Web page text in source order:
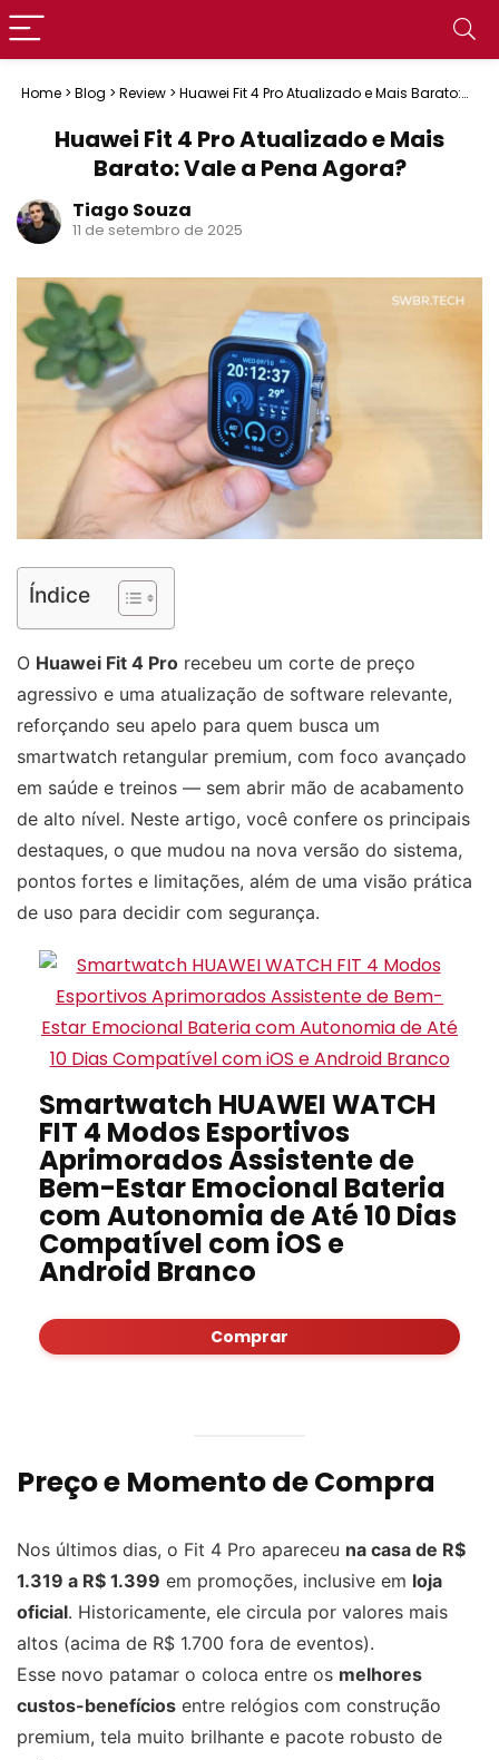
Home > Blog > Review > Huawei Fit 4 Pro Atualizado e Mais Barato:
Huawei Fit 4 Pro Atualizado e Mais
Barato: Vale a Pena Agora?
Tiago Souza
11 de setembro de 2025
Índice
O Huawei Fit 4 Pro recebeu um corte de preço
agressivo e uma atualização de software relevante,
reforçando seu apelo para quem busca um
smartwatch retangular premium, com foco avançado
em saúde e treinos — sem abrir mão de acabamento
de alto nível. Neste artigo, você confere os principais
destaques, o que mudou na nova versão do sistema,
pontos fortes e limitações, além de uma visão prática
de uso para decidir com segurança.
Smartwatch HUAWEI WATCH
FIT 4 Modos Esportivos
Aprimorados Assistente de
Bem-Estar Emocional Bateria
com Autonomia de Até 10 Dias
Compatível com iOS e
Android Branco
Comprar
Preço e Momento de Compra
Nos últimos dias, o Fit 4 Pro apareceu na casa de R$
1.319 a R$ 1.399 em promoções, inclusive em loja
oficial. Historicamente, ele circula por valores mais
altos (acima de R$ 1.700 fora de eventos).
Esse novo patamar o coloca entre os melhores
custos-benefícios entre relógios com construção
premium, tela muito brilhante e pacote robusto de